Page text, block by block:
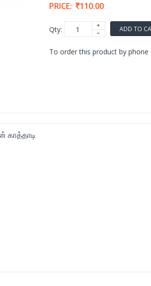
PRICE: 110.00
Qty: ADD TO
To order this product by phone :
காத்தாடி